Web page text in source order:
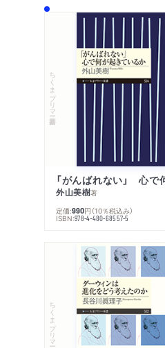
WEB
新聞
WEB
WEB
ちくまプリマー新書
外山美樹著
定価:990円 （10％税込み）
ISBN:978-4-480-68557-5
ちくまプリマー新書